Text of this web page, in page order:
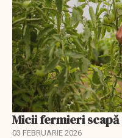
Micii fermieri
03 FEBRUARIE 2026